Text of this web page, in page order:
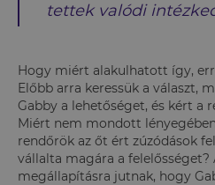
tettek valódi
Hogy miért alakulhatott így,
Előbb arra keressük a választ,
Gabby a lehetőséget, és kért a
Miért nem mondott
rendőrök az őt ért zúzódások
vállalta magára a felelősséget?
megállapításra jutnak, hogy